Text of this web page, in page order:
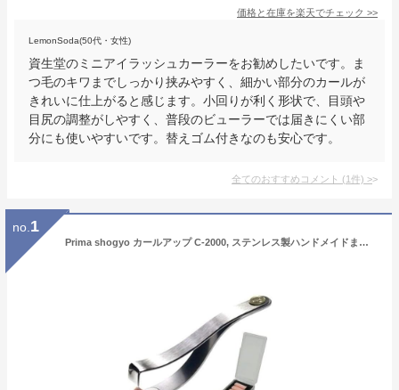
価格と在庫を楽天でチェック >>
LemonSoda(50代・女性)
資生堂のミニアイラッシュカーラーをお勧めしたいです。ま
つ毛のキワまでしっかり挟みやすく、細かい部分のカールが
きれいに仕上がると感じます。小回りが利く形状で、目頭や
目尻の調整がしやすく、普段のビューラーでは届きにくい部
分にも使いやすいです。替えゴム付きなのも安心です。
全てのおすすめコメント (1件) >
no. 1
Prima shogyo カールアップ C-2000, ステンレス製ハンドメイドまつ毛用カーラー, 替えゴム6個付き